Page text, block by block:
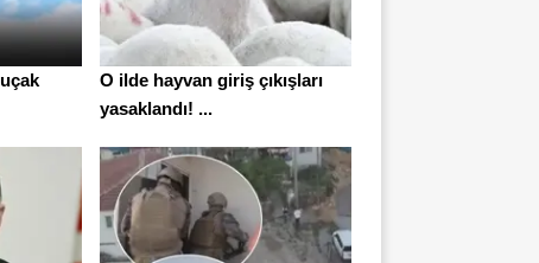
O ilde hayvan giriş çıkışları
yasaklandı! ...